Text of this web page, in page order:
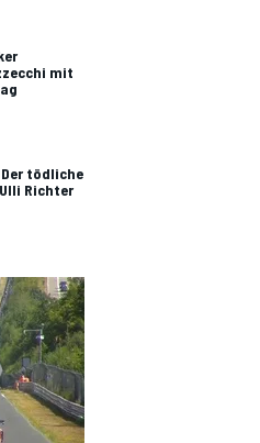
mit
tödliche
Richter